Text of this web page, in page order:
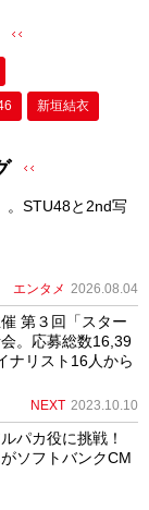
新垣結衣
。STU48と2nd写
エンタメ 2026.08.04
第３回「スター
。応募総数16,39
ナリスト16人から
NEXT 2023.10.10
パカ役に挑戦！
ソフトバンクCM